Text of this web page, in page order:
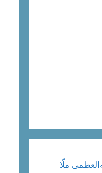
ملّا